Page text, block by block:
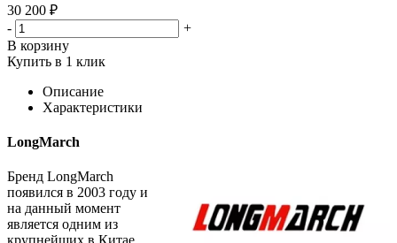
30 200 ₽
-
+
В корзину
Купить в 1 клик
Описание
Характеристики
LongMarch
Бренд LongMarch
появился в 2003 году и
на данный момент
является одним из